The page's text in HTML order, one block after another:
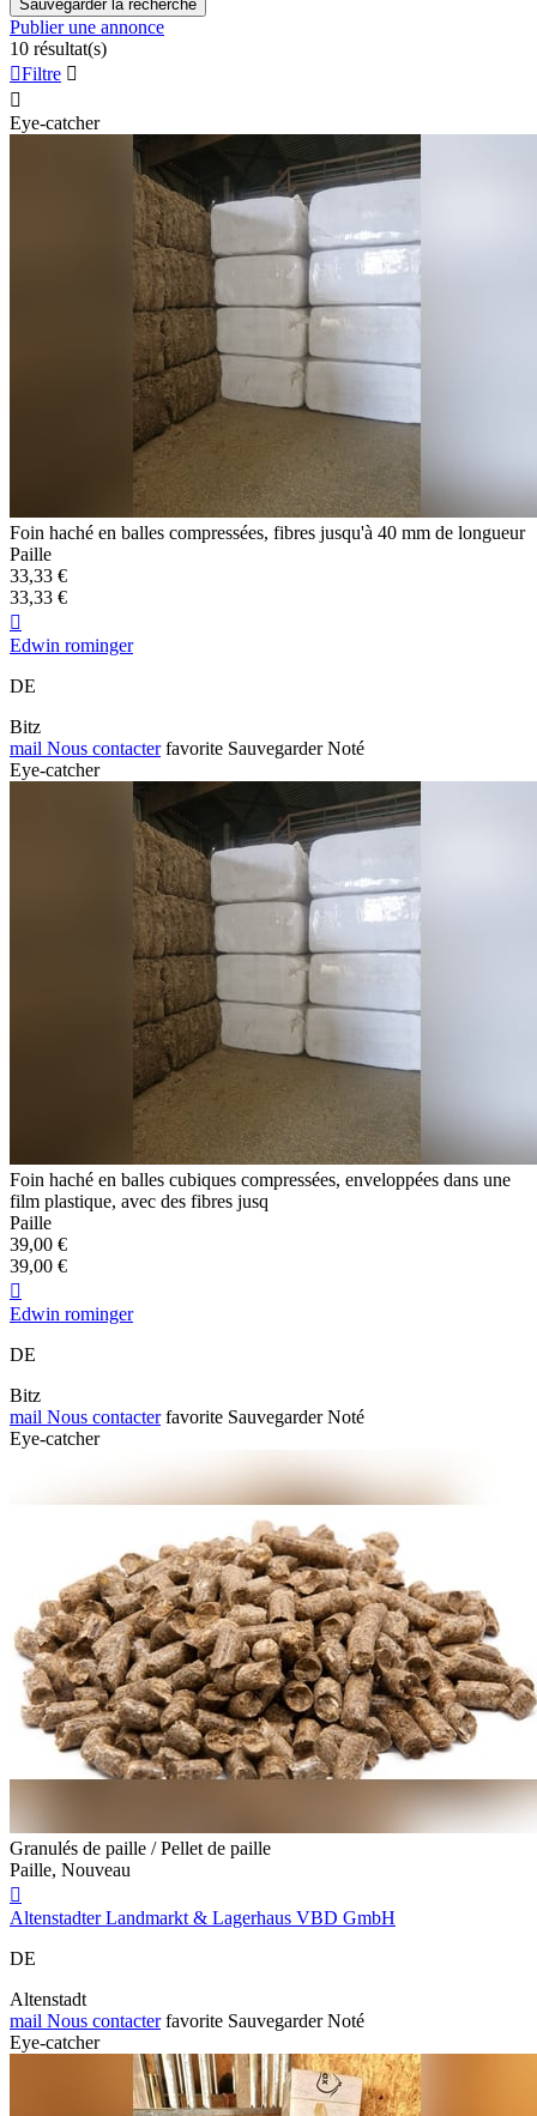
Sauvegarder la recherche
Publier une annonce
10 résultat(s)
Filtre 

Eye-catcher
Foin haché en balles compressées, fibres jusqu'à 40 mm de longueur
Paille
33,33 €
33,33 €

Edwin rominger
DE
Bitz
mail Nous contacter favorite Sauvegarder Noté
Eye-catcher
Foin haché en balles cubiques compressées, enveloppées dans une
film plastique, avec des fibres jusq
Paille
39,00 €
39,00 €

Edwin rominger
DE
Bitz
mail Nous contacter favorite Sauvegarder Noté
Eye-catcher
Granulés de paille / Pellet de paille
Paille, Nouveau

Altenstadter Landmarkt & Lagerhaus VBD GmbH
DE
Altenstadt
mail Nous contacter favorite Sauvegarder Noté
Eye-catcher